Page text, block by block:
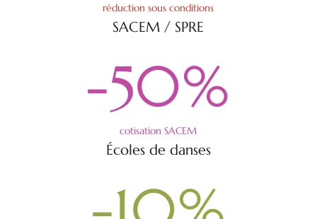
réduction sous conditions
SACEM / SPRE
-50%
cotisation SACEM
Écoles de danses